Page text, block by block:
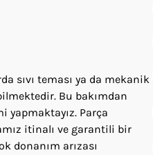
sıvı teması ya da mekanik
Bu bakımdan
yapmaktayız. Parça
itinalı ve garantili bir
donanım arızası